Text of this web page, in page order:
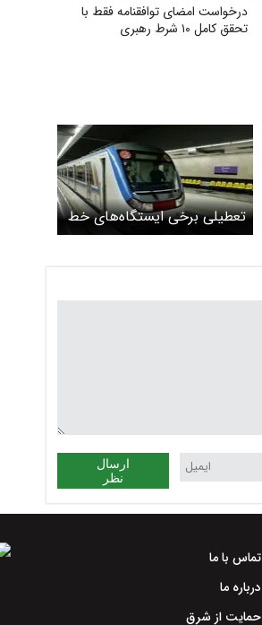
درخواست امضای توافقنامه فقط با
تحقق کامل ۱۰ شرط رهبری
تعطیلی برخی ایستگاه‌های خط
۷ مترو تهران تا اطلاع ثانوی
ارسال
نظر
تماس با ما
درباره ما
حمایت از شرق